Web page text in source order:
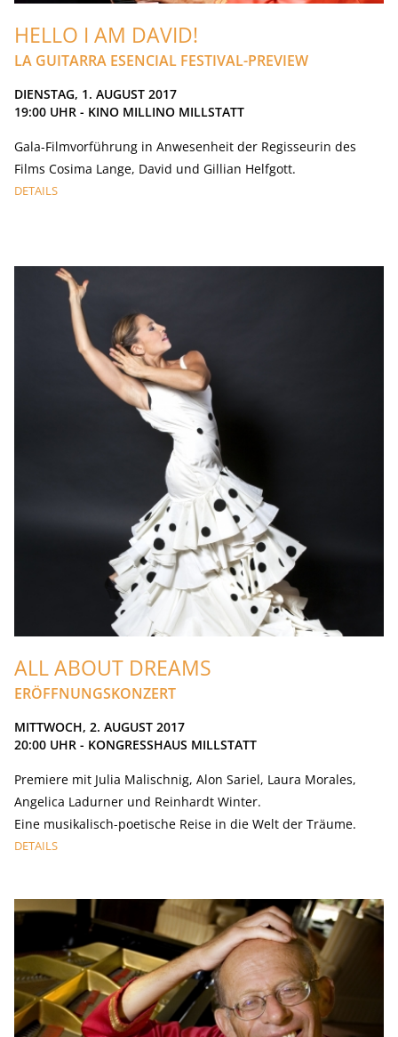
HELLO I AM DAVID!
LA GUITARRA ESENCIAL FESTIVAL-PREVIEW
DIENSTAG, 1. AUGUST 2017
19:00 UHR - KINO MILLINO MILLSTATT
Gala-Filmvorführung in Anwesenheit der Regisseurin des
Films Cosima Lange, David und Gillian Helfgott.
DETAILS
ALL ABOUT DREAMS
ERÖFFNUNGSKONZERT
MITTWOCH, 2. AUGUST 2017
20:00 UHR - KONGRESSHAUS MILLSTATT
Premiere mit Julia Malischnig, Alon Sariel, Laura Morales,
Angelica Ladurner und Reinhardt Winter.
Eine musikalisch-poetische Reise in die Welt der Träume.
DETAILS